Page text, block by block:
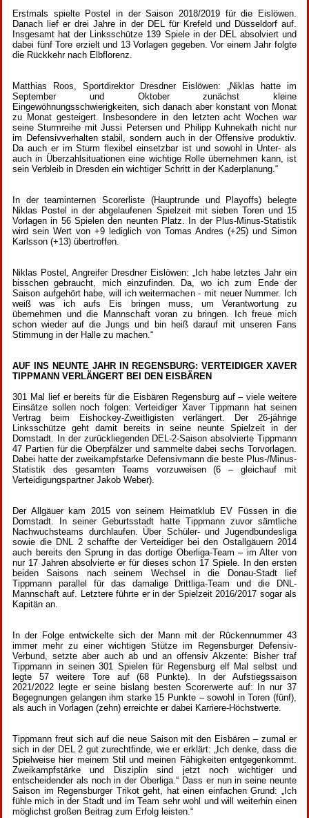
Erstmals spielte Postel in der Saison 2018/2019 für die Eislöwen.
Danach lief er drei Jahre in der DEL für Krefeld und Düsseldorf auf.
Insgesamt hat der Linksschütze 139 Spiele in der DEL absolviert und
dabei fünf Tore erzielt und 13 Vorlagen gegeben. Vor einem Jahr folgte
die Rückkehr nach Elbflorenz.
Matthias Roos, Sportdirektor Dresdner Eislöwen: „Niklas hatte im
September und Oktober zunächst kleine
Eingewöhnungsschwierigkeiten, sich danach aber konstant von Monat
zu Monat gesteigert. Insbesondere in den letzten acht Wochen war
seine Sturmreihe mit Jussi Petersen und Philipp Kuhnekath nicht nur
im Defensivverhalten stabil, sondern auch in der Offensive produktiv.
Da auch er im Sturm flexibel einsetzbar ist und sowohl in Unter- als
auch in Überzahlsituationen eine wichtige Rolle übernehmen kann, ist
sein Verbleib in Dresden ein wichtiger Schritt in der Kaderplanung.“
In der teaminternen Scorerliste (Hauptrunde und Playoffs) belegte
Niklas Postel in der abgelaufenen Spielzeit mit sieben Toren und 15
Vorlagen in 56 Spielen den neunten Platz. In der Plus-Minus-Statistik
wird sein Wert von +9 lediglich von Tomas Andres (+25) und Simon
Karlsson (+13) übertroffen.
Niklas Postel, Angreifer Dresdner Eislöwen: „Ich habe letztes Jahr ein
bisschen gebraucht, mich einzufinden. Da, wo ich zum Ende der
Saison aufgehört habe, will ich weitermachen - mit neuer Nummer. Ich
weiß was ich aufs Eis bringen muss, um Verantwortung zu
übernehmen und die Mannschaft voran zu bringen. Ich freue mich
schon wieder auf die Jungs und bin heiß darauf mit unseren Fans
Stimmung in der Halle zu machen.“
AUF INS NEUNTE JAHR IN REGENSBURG: VERTEIDIGER XAVER
TIPPMANN VERLÄNGERT BEI DEN EISBÄREN
301 Mal lief er bereits für die Eisbären Regensburg auf – viele weitere
Einsätze sollen noch folgen: Verteidiger Xaver Tippmann hat seinen
Vertrag beim Eishockey-Zweitligisten verlängert. Der 26-jährige
Linksschütze geht damit bereits in seine neunte Spielzeit in der
Domstadt. In der zurückliegenden DEL-2-Saison absolvierte Tippmann
47 Partien für die Oberpfälzer und sammelte dabei sechs Torvorlagen.
Dabei hatte der zweikampfstarke Defensivmann die beste Plus-/Minus-
Statistik des gesamten Teams vorzuweisen (6 – gleichauf mit
Verteidigungspartner Jakob Weber).
Der Allgäuer kam 2015 von seinem Heimatklub EV Füssen in die
Domstadt. In seiner Geburtsstadt hatte Tippmann zuvor sämtliche
Nachwuchsteams durchlaufen. Über Schüler- und Jugendbundesliga
sowie die DNL 2 schaffte der Verteidiger bei den Ostallgäuern 2014
auch bereits den Sprung in das dortige Oberliga-Team – im Alter von
nur 17 Jahren absolvierte er für dieses schon 17 Spiele. In den ersten
beiden Saisons nach seinem Wechsel in die Donau-Stadt lief
Tippmann parallel für das damalige Drittliga-Team und die DNL-
Mannschaft auf. Letztere führte er in der Spielzeit 2016/2017 sogar als
Kapitän an.
In der Folge entwickelte sich der Mann mit der Rückennummer 43
immer mehr zu einer wichtigen Stütze im Regensburger Defensiv-
Verbund, setzte aber auch ab und an offensiv Akzente: Bisher traf
Tippmann in seinen 301 Spielen für Regensburg elf Mal selbst und
legte 57 weitere Tore auf (68 Punkte). In der Aufstiegssaison
2021/2022 legte er seine bislang besten Scorerwerte auf: In nur 37
Begegnungen gelangen ihm starke 15 Punkte – sowohl in Toren (fünf),
als auch in Vorlagen (zehn) erreichte er dabei Karriere-Höchstwerte.
Tippmann freut sich auf die neue Saison mit den Eisbären – zumal er
sich in der DEL 2 gut zurechtfinde, wie er erklärt: „Ich denke, dass die
Spielweise hier meinem Stil und meinen Fähigkeiten entgegenkommt.
Zweikampfstärke und Disziplin sind jetzt noch wichtiger und
entscheidender als noch in der Oberliga.“ Dass er nun in seine neunte
Saison im Regensburger Trikot geht, hat einen einfachen Grund: „Ich
fühle mich in der Stadt und im Team sehr wohl und will weiterhin einen
möglichst großen Beitrag zum Erfolg leisten.“